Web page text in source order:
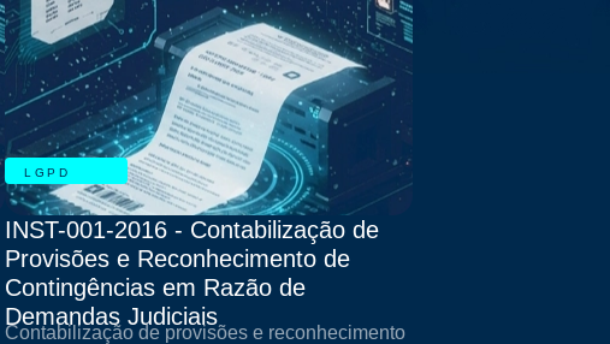
LGPD
INST-001-2016 - Contabilização de
Provisões e Reconhecimento de
Contingências em Razão de
Demandas Judiciais
Contabilização de provisões e reconhecimento